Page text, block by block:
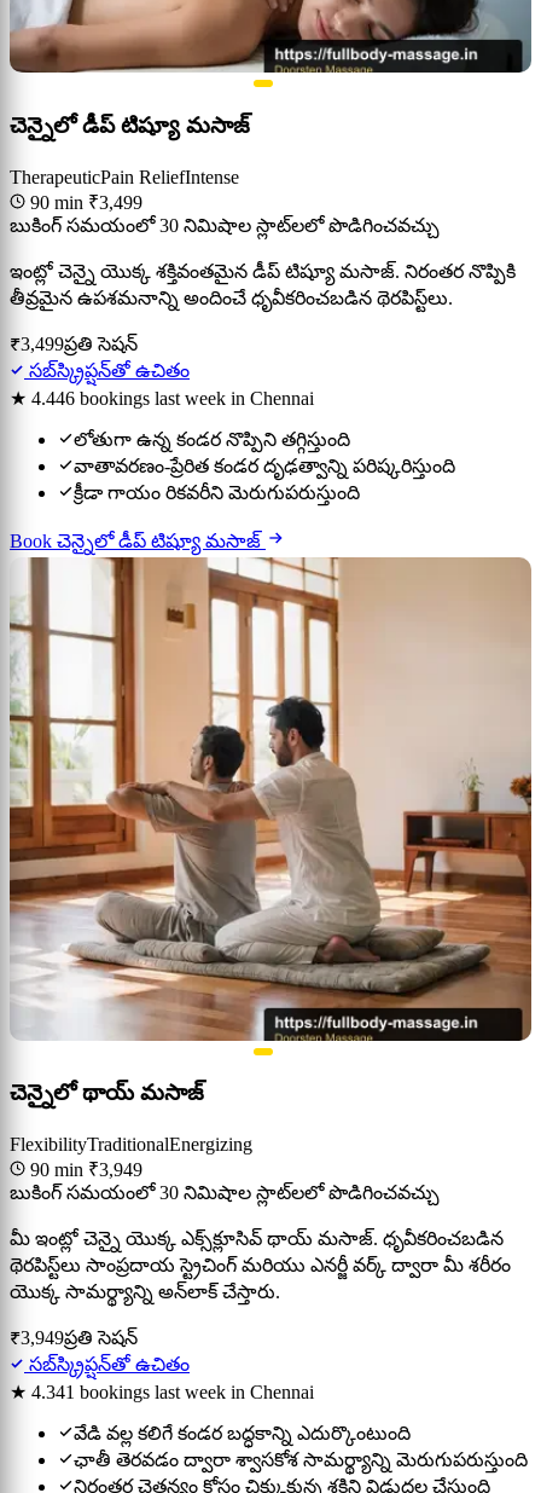
చెన్నైలో డీప్ టిష్యూ మసాజ్
TherapeuticPain ReliefIntense
90 min ₹3,499
బుకింగ్ సమయంలో 30 నిమిషాల స్లాట్‌లలో పొడిగించవచ్చు
ఇంట్లో చెన్నై యొక్క శక్తివంతమైన డీప్ టిష్యూ మసాజ్. నిరంతర నొప్పికి
తీవ్రమైన ఉపశమనాన్ని అందించే ధృవీకరించబడిన థెరపిస్ట్‌లు.
₹3,499ప్రతి సెషన్
సబ్‌స్క్రిప్షన్‌తో ఉచితం
★ 4.446 bookings last week in Chennai
లోతుగా ఉన్న కండర నొప్పిని తగ్గిస్తుంది
వాతావరణం-ప్రేరిత కండర దృఢత్వాన్ని పరిష్కరిస్తుంది
క్రీడా గాయం రికవరీని మెరుగుపరుస్తుంది
Book చెన్నైలో డీప్ టిష్యూ మసాజ్
చెన్నైలో థాయ్ మసాజ్
FlexibilityTraditionalEnergizing
90 min ₹3,949
బుకింగ్ సమయంలో 30 నిమిషాల స్లాట్‌లలో పొడిగించవచ్చు
మీ ఇంట్లో చెన్నై యొక్క ఎక్స్‌క్లూసివ్ థాయ్ మసాజ్. ధృవీకరించబడిన
థెరపిస్ట్‌లు సాంప్రదాయ స్ట్రెచింగ్ మరియు ఎనర్జీ వర్క్ ద్వారా మీ శరీరం
యొక్క సామర్థ్యాన్ని అన్‌లాక్ చేస్తారు.
₹3,949ప్రతి సెషన్
సబ్‌స్క్రిప్షన్‌తో ఉచితం
★ 4.341 bookings last week in Chennai
వేడి వల్ల కలిగే కండర బద్ధకాన్ని ఎదుర్కొంటుంది
ఛాతీ తెరవడం ద్వారా శ్వాసకోశ సామర్థ్యాన్ని మెరుగుపరుస్తుంది
నిరంతర చైతన్యం కోసం చిక్కుకున్న శక్తిని విడుదల చేస్తుంది